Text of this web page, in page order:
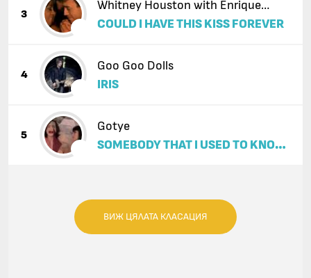
3
Whitney Houston with Enrique
Iglesias
COULD I HAVE THIS KISS FOREVER
4
Goo Goo Dolls
IRIS
5
Gotye
SOMEBODY THAT I USED TO KNOW
ВИЖ ЦЯЛАТА КЛАСАЦИЯ